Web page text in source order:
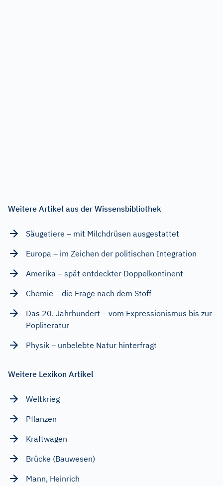
Weitere Artikel aus der Wissensbibliothek
Säugetiere – mit Milchdrüsen ausgestattet
Europa – im Zeichen der politischen Integration
Amerika – spät entdeckter Doppelkontinent
Chemie – die Frage nach dem Stoff
Das 20. Jahrhundert – vom Expressionismus bis zur
Popliteratur
Physik – unbelebte Natur hinterfragt
Weitere Lexikon Artikel
Weltkrieg
Pflanzen
Kraftwagen
Brücke (Bauwesen)
Mann, Heinrich